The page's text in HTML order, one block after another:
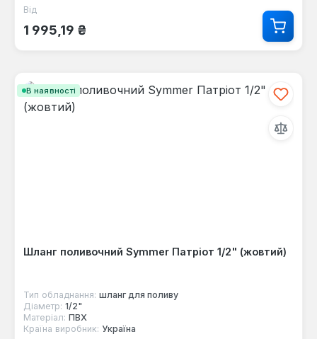
Звичайна ціна:
Від
1 995,19 ₴
В наявності
Шланг поливочний Symmer Патріот 1/2" (жовтий)
Тип обладнання: шланг для поливу
Діаметр: 1/2"
Матеріал: ПВХ
Країна виробник: Україна